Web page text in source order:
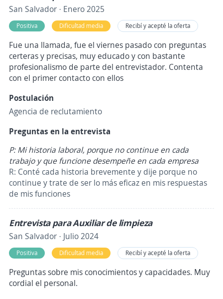
San Salvador · Enero 2025
Positiva Dificultad media Recibí y acepté la oferta
Fue una llamada, fue el viernes pasado con preguntas
certeras y precisas, muy educado y con bastante
profesionalismo de parte del entrevistador. Contenta
con el primer contacto con ellos
Postulación
Agencia de reclutamiento
Preguntas en la entrevista
P: Mi historia laboral, porque no continue en cada
trabajo y que funcione desempeñe en cada empresa
R: Conté cada historia brevemente y dije porque no
continue y trate de ser lo más eficaz en mis respuestas
de mis funciones
Entrevista para Auxiliar de limpieza
San Salvador · Julio 2024
Positiva Dificultad media Recibí y acepté la oferta
Preguntas sobre mis conocimientos y capacidades. Muy
cordial el personal.